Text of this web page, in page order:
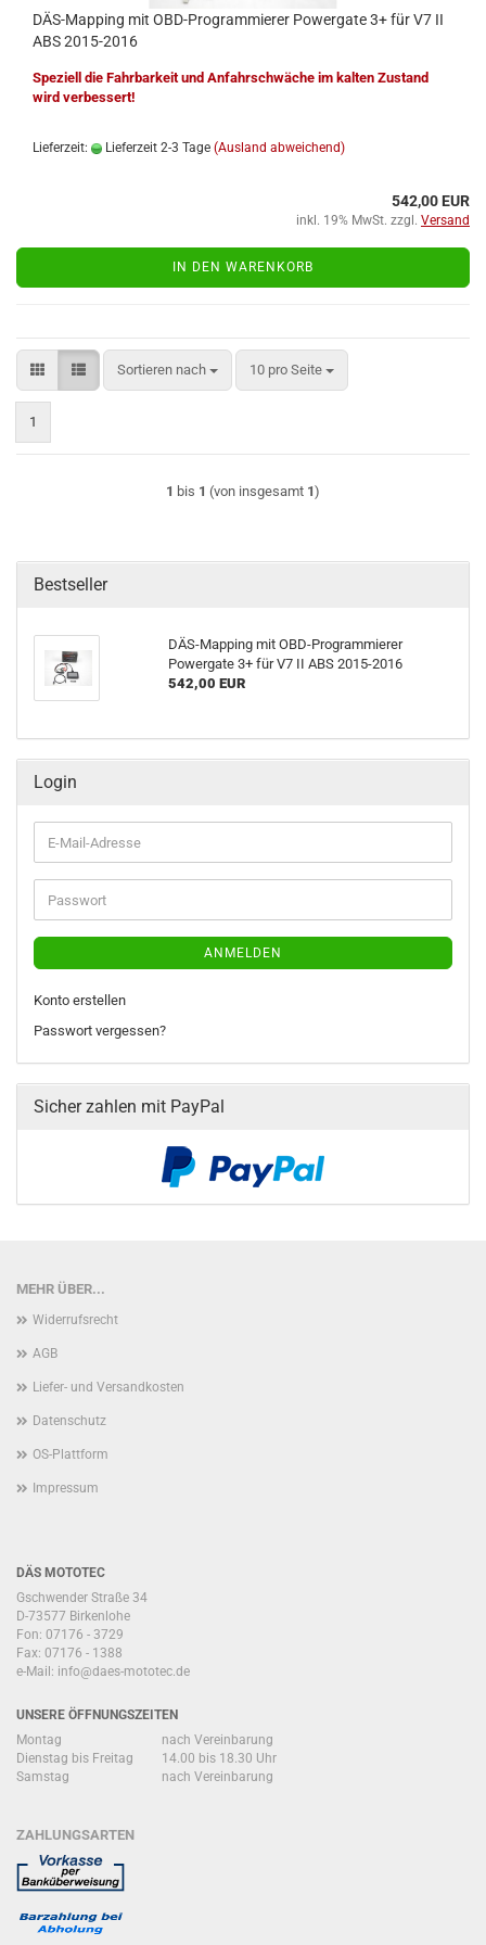
DÄS-​Map­ping mit OBD-​Pro­gram­mie­rer Power­ga­te 3+ für V7 II
ABS 2015-​2016
Spe­zi­ell die Fahr­bar­keit und An­fahr­schwä­che im kal­ten Zu­stand
wird ver­bes­sert!
Lieferzeit: Lieferzeit 2-3 Tage (Ausland abweichend)
542,00 EUR
inkl. 19% MwSt. zzgl. Versand
IN DEN WARENKORB
Sortieren nach
Sortieren nach 10 pro Seite
pro Seite
1
1 bis 1 (von insgesamt 1)
Bestseller
DÄS-​Mapping mit OBD-​Programmierer
Powerga­te 3+ für V7 II ABS 2015-​2016
542,00 EUR
Login
E-
Mail-
Adresse
Passwort
ANMELDEN
Konto erstellen
Passwort vergessen?
Sicher zahlen mit PayPal
MEHR ÜBER...
Widerrufsrecht
AGB
Liefer- und Versandkosten
Datenschutz
OS-Plattform
Impressum
DÄS MOTOTEC
Gschwender Straße 34
D-73577 Birkenlohe
Fon: 07176 - 3729
Fax: 07176 - 1388
e-Mail: info@daes-mototec.de
UNSERE ÖFFNUNGSZEITEN
Montag
nach Vereinbarung
Dienstag bis Freitag
14.00 bis 18.30 Uhr
Samstag
nach Vereinbarung
ZAHLUNGSARTEN